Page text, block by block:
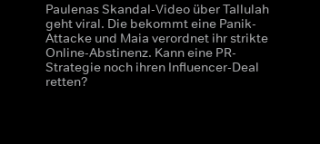
Paulenas Skandal-Video über Tallulah
geht viral. Die bekommt eine Panik-
Attacke und Maia verordnet ihr strikte
Online-Abstinenz. Kann eine PR-
Strategie noch ihren Influencer-Deal
retten?